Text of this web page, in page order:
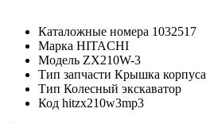
Каталожные номера 1032517
Марка HITACHI
Модель ZX210W-3
Тип запчасти Крышка корпуса
Тип Колесный экскаватор
Код hitzx210w3mp3